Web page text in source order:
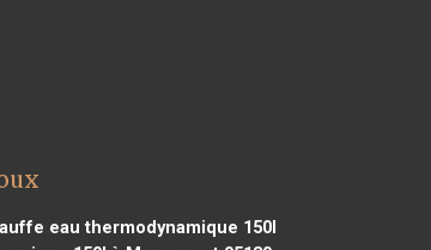
eau thermodynamique 150l